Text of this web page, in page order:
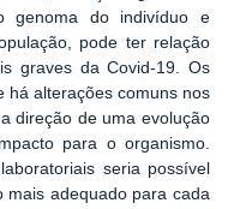
genoma do indivíduo e
pode ter relação
graves da Covid-19. Os
há alterações comuns nos
direção de uma evolução
para o organismo.
seria possível
mais adequado para cada